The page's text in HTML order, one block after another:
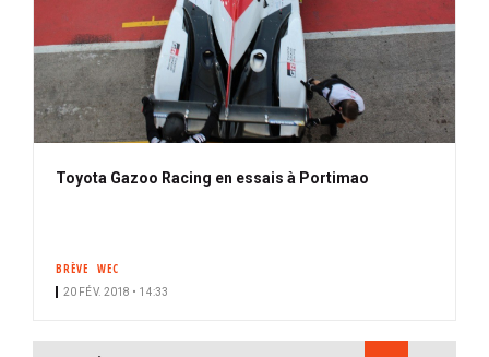
Toyota Gazoo Racing en essais à Portimao
BRÈVE WEC
20 FÉV. 2018 • 14:33